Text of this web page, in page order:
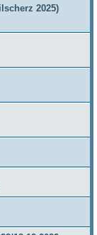
2025)